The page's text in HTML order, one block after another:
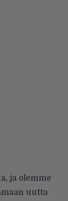
ja olemme
uutta